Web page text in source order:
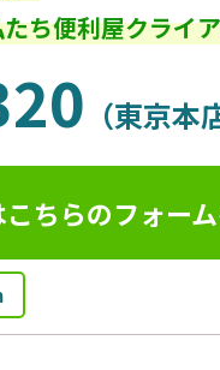
ち便利屋クライ
（東京本
ちらのフォー